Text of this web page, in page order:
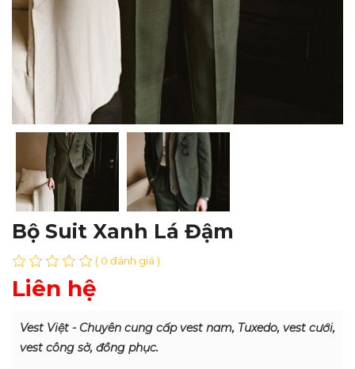
Bộ Suit Xanh Lá Đậm
( 0 đánh giá )
Liên hệ
Vest Việt - Chuyên cung cấp vest nam, Tuxedo, vest cưới,
vest công sở, đồng phục.